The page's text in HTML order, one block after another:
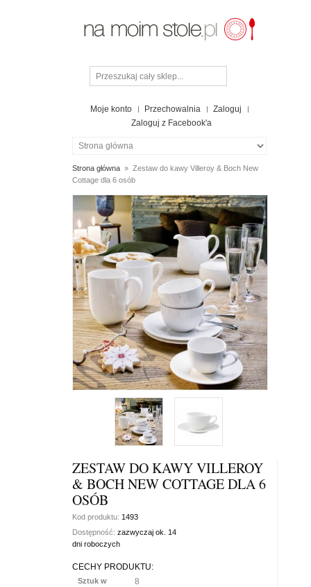
Moje konto Przechowalnia
Zaloguj
Zaloguj z Facebook'a
Strona główna » Zestaw do kawy Villeroy & Boch New
Cottage dla 6 osób
ZESTAW DO KAWY VILLEROY
& BOCH NEW COTTAGE DLA 6
OSÓB
Kod produktu: 1493
Dostępność:zazwyczaj ok. 14
dni roboczych
CECHY PRODUKTU:
Sztuk w
8